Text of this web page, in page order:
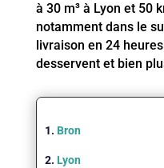
à 30 m³ à Lyon et 50
notamment dans le
livraison en 24
desservent et bien
1. Bron
2. Lyon